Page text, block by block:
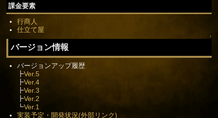
課金要素
行商人
仕立て屋
↑
バージョン情報
バージョンアップ履歴
┣Ver.5
┣Ver.4
┣Ver.3
┣Ver.2
┗Ver.1
実装予定・開発状況(外部リンク)